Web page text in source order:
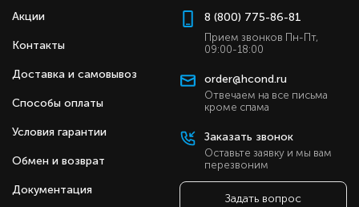
Акции
Контакты
Доставка и самовывоз
Способы оплаты
Условия гарантии
Обмен и возврат
Документация
8 (800) 775-86-81
Прием звонков Пн-Пт,
09:00-18:00
order@hcond.ru
Отвечаем на все письма
кроме спама
Заказать звонок
Оставьте заявку и мы вам
перезвоним
Задать вопрос